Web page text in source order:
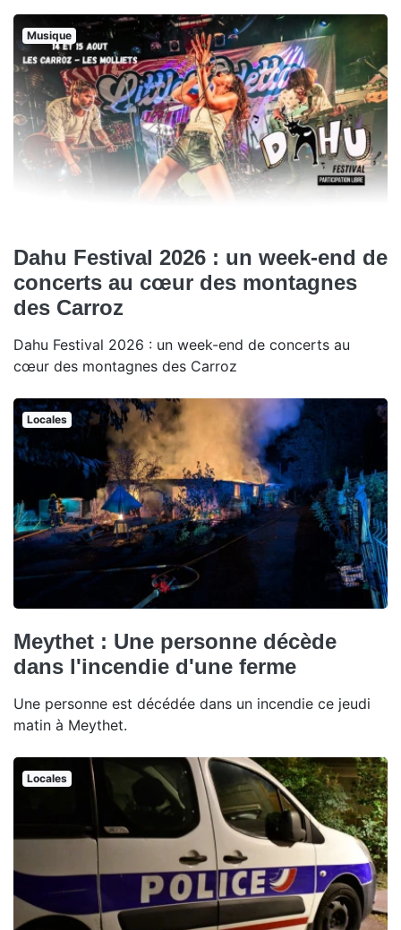
Musique
Dahu Festival 2026 : un week-end de
concerts au cœur des montagnes
des Carroz
Dahu Festival 2026 : un week-end de concerts au
cœur des montagnes des Carroz
Locales
Meythet : Une personne décède
dans l'incendie d'une ferme
Une personne est décédée dans un incendie ce jeudi
matin à Meythet.
Locales